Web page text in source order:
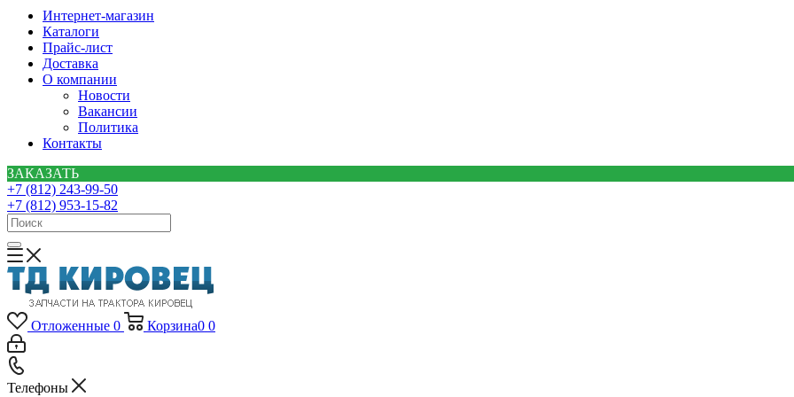
Интернет-магазин
Каталоги
Прайс-лист
Доставка
О компании
Новости
Вакансии
Политика
Контакты
ЗАКАЗАТЬ
+7 (812) 243-99-50
+7 (812) 953-15-82
Отложенные 0 Корзина0 0
Телефоны